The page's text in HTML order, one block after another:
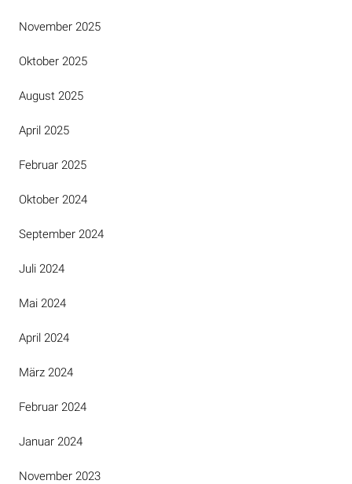
November 2025
Oktober 2025
August 2025
April 2025
Februar 2025
Oktober 2024
September 2024
Juli 2024
Mai 2024
April 2024
März 2024
Februar 2024
Januar 2024
November 2023